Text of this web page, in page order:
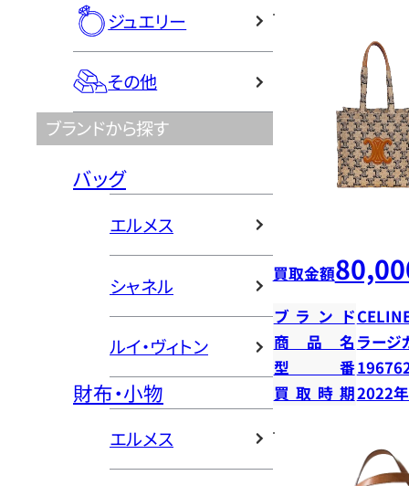
ジュエリー
その他
ブランドから探す
バッグ
エルメス
シャネル
ルイ・ヴィトン
財布・小物
エルメス
買取金額
ブランド
商品名 ラージ
型番
買取時期2022